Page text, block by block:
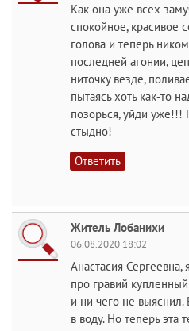
Как она уже всех
спокойное, красивое
голова и теперь
последней агонии,
ниточку везде,
пытаясь хоть как-то
позорься, уйди уже!!!
стыдно!
Ответить
Житель Лобанихи
06.08.2020 18:02
Анастасия
про гравий
и ни чего не выяснил.
в воду. Но теперь эта